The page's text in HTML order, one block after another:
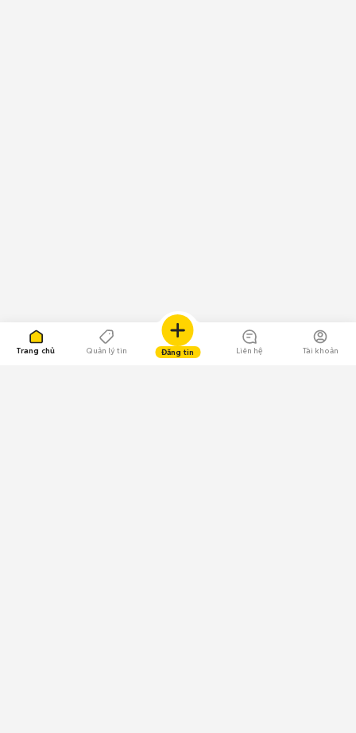
Trang chủ Quản lý tin Đăng tin Liên hệ Tài khoản